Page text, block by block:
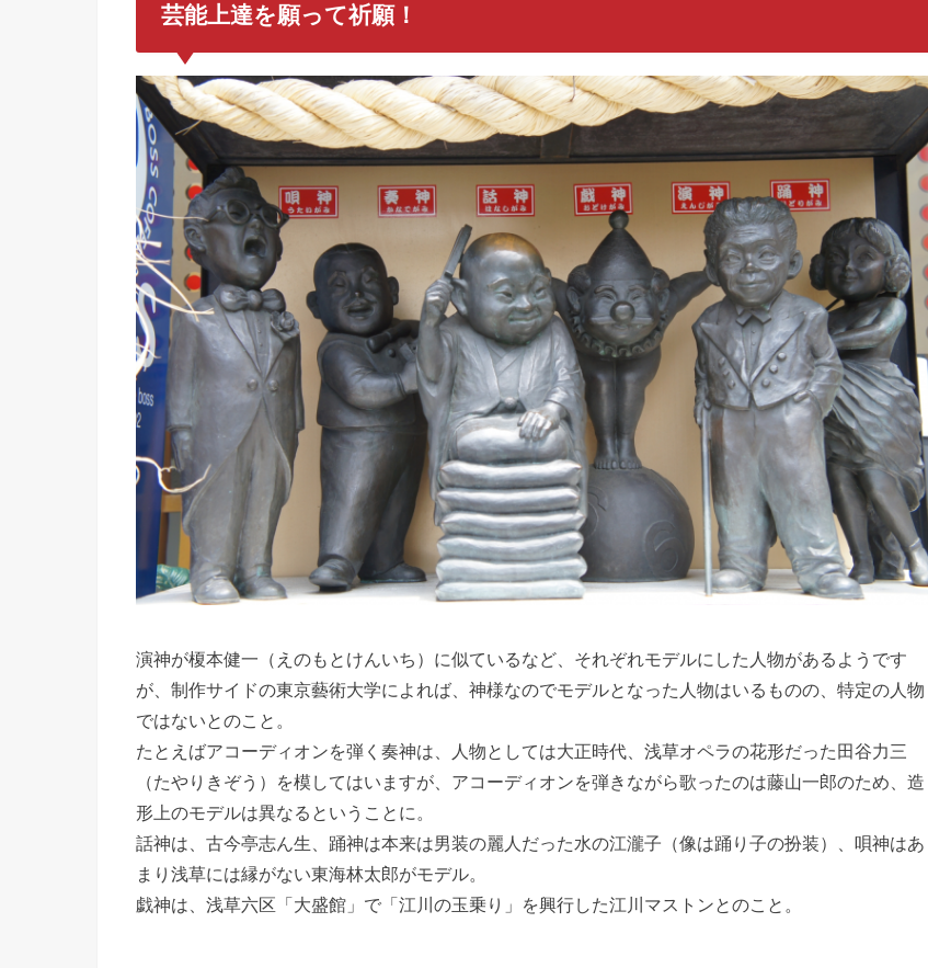
芸能上達を願って祈願！
演神が榎本健一（えのもとけんいち）に似ているなど、それぞれモデルにした人物があるようです
が、制作サイドの東京藝術大学によれば、神様なのでモデルとなった人物はいるものの、特定の人物
ではないとのこと。
たとえばアコーディオンを弾く奏神は、人物としては大正時代、浅草オペラの花形だった田谷力三
（たやりきぞう）を模してはいますが、アコーディオンを弾きながら歌ったのは藤山一郎のため、造
形上のモデルは異なるということに。
話神は、古今亭志ん生、踊神は本来は男装の麗人だった水の江瀧子（像は踊り子の扮装）、唄神はあ
まり浅草には縁がない東海林太郎がモデル。
戯神は、浅草六区「大盛館」で「江川の玉乗り」を興行した江川マストンとのこと。